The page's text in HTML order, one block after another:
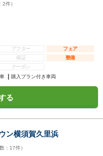
2件）
アフター
フェア
保証
整備
クーポン
購入プラン付き車両
る
ン横須賀久里浜
： 17件）